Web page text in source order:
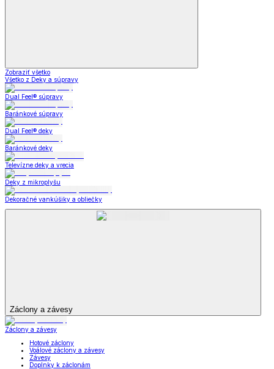
Zobraziť všetko
Všetko z Deky a súpravy
Dual Feel® súpravy
Baránkové súpravy
Dual Feel® deky
Baránkové deky
Televízne deky a vrecia
Deky z mikroplyšu
Dekoračné vankúšiky a obliečky
Záclony a závesy
Záclony a závesy
Hotové záclony
Voálové záclony a závesy
Závesy
Doplnky k záclonám